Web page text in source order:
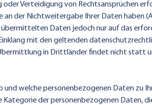
Verteidigung von Rechtsansprüchen
der Nichtweitergabe Ihrer Daten haben
übermittelten Daten jedoch nur auf das
mit den geltenden
in Drittländer findet nicht statt
welche personenbezogenen Daten zu
Kategorie der personenbezogenen Daten,